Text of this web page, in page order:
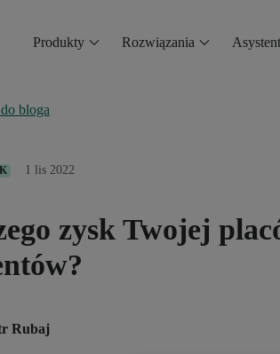
Produkty Rozwiązania
bloga
1 lis 2022
zysk Twojej
Rubaj